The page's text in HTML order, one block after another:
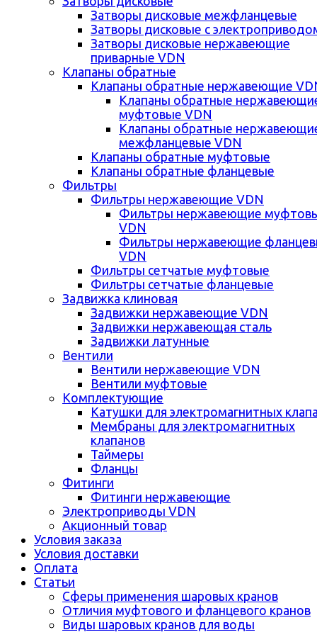
Затворы дисковые межфланцевые
Затворы дисковые с
Затворы дисковые нержавеющие
приварные VDN
Клапаны обратные
Клапаны обратные нержавеющие
Клапаны обратные
муфтовые VDN
Клапаны обратные
межфланцевые VDN
Клапаны обратные муфтовые
Клапаны обратные фланцевые
Фильтры
Фильтры нержавеющие VDN
Фильтры нержавеющие
VDN
Фильтры нержавеющие
VDN
Фильтры сетчатые муфтовые
Фильтры сетчатые фланцевые
Задвижка клиновая
Задвижки нержавеющие VDN
Задвижки нержавеющая сталь
Задвижки латунные
Вентили
Вентили нержавеющие VDN
Вентили муфтовые
Комплектующие
Катушки для электромагнитных
Мембраны для электромагнитных
клапанов
Таймеры
Фланцы
Фитинги
Фитинги нержавеющие
Электроприводы VDN
Акционный товар
Условия заказа
Условия доставки
Оплата
Статьи
Сферы применения шаровых кранов
Отличия муфтового и фланцевого кранов
Виды шаровых кранов для воды